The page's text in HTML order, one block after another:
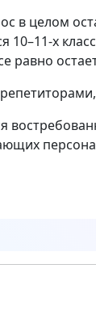
в целом
10–11-х
равно